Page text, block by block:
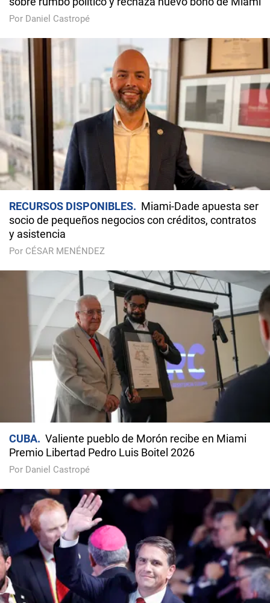
Por Daniel Castropé
RECURSOS DISPONIBLES
Miami-Dade apuesta ser
socio de pequeños negocios con créditos, contratos
y asistencia
Por CÉSAR MENÉNDEZ
CUBA
Valiente pueblo de Morón recibe en Miami
Premio Libertad Pedro Luis Boitel 2026
Por Daniel Castropé